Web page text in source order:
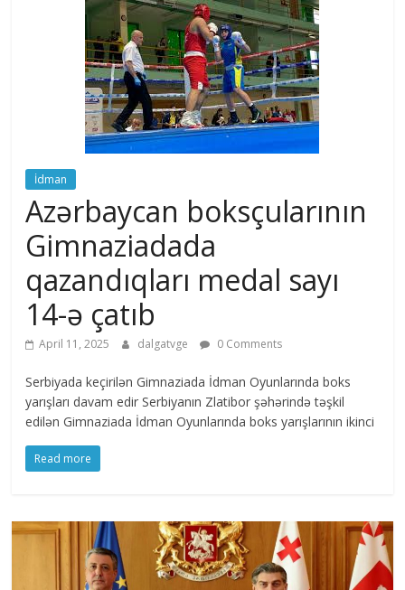
İdman
Azərbaycan boksçularının
Gimnaziadada
qazandıqları medal sayı
14-ə çatıb
April 11, 2025 dalgatvge 0 Comments
Serbiyada keçirilən Gimnaziada İdman Oyunlarında boks
yarışları davam edir Serbiyanın Zlatibor şəhərində təşkil
edilən Gimnaziada İdman Oyunlarında boks yarışlarının ikinci
Read more